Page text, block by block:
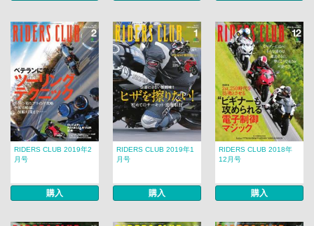
RIDERS CLUB 2019年2
月号
購入
RIDERS CLUB 2019年1
月号
購入
RIDERS CLUB 2018年
12月号
購入